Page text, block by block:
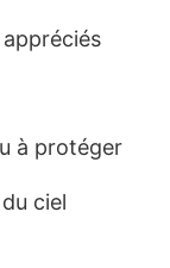
à protéger
ciel